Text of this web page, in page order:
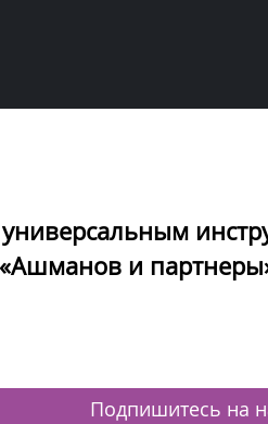
и
Подпишитесь на